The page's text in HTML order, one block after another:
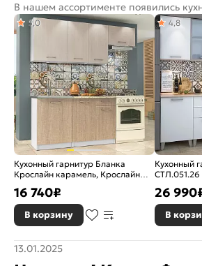
В нашем ассортименте появились
Кухонный гарнитур Бланка
Крослайн карамель, Крослайн
5,0
16 740₽
В корзину
Кухонный
4,8
26 990
В
13.01.2025